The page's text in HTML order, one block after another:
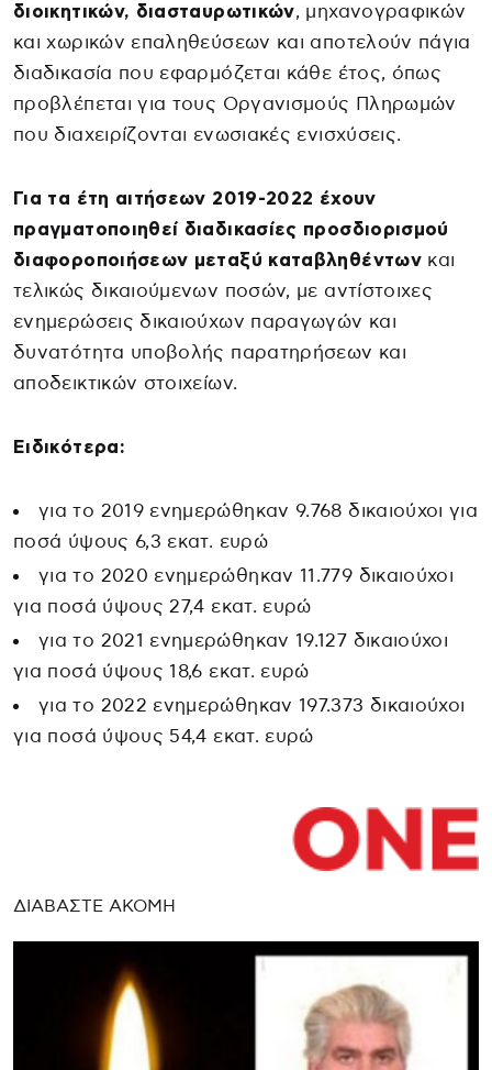
διοικητικών, διασταυρωτικών, μηχανογραφικών
και χωρικών επαληθεύσεων και αποτελούν πάγια
διαδικασία που εφαρμόζεται κάθε έτος, όπως
προβλέπεται για τους Οργανισμούς Πληρωμών
που διαχειρίζονται ενωσιακές ενισχύσεις.
Για τα έτη αιτήσεων 2019-2022 έχουν
πραγματοποιηθεί διαδικασίες προσδιορισμού
διαφοροποιήσεων μεταξύ καταβληθέντωνκαι
τελικώς δικαιούμενων ποσών, με αντίστοιχες
ενημερώσεις δικαιούχων παραγωγών και
δυνατότητα υποβολής παρατηρήσεων και
αποδεικτικών στοιχείων.
Ειδικότερα:
για το 2019 ενημερώθηκαν 9.768 δικαιούχοι για
ποσά ύψους 6,3 εκατ. ευρώ
για το 2020 ενημερώθηκαν 11.779 δικαιούχοι
για ποσά ύψους 27,4 εκατ. ευρώ
για το 2021 ενημερώθηκαν 19.127 δικαιούχοι
για ποσά ύψους 18,6 εκατ. ευρώ
για το 2022 ενημερώθηκαν 197.373 δικαιούχοι
για ποσά ύψους 54,4 εκατ. ευρώ
ΔΙΑΒΑΣΤΕ ΑΚΟΜΗ